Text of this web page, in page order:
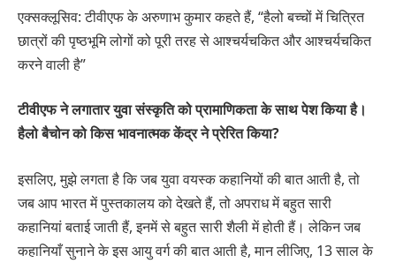
एक्सक्लूसिव: टीवीएफ के अरुणाभ कुमार कहते हैं, “हैलो बच्चों में चित्रित
छात्रों की पृष्ठभूमि लोगों को पूरी तरह से आश्चर्यचकित और आश्चर्यचकित
करने वाली है”
टीवीएफ ने लगातार युवा संस्कृति को प्रामाणिकता के साथ पेश किया है।
हैलो बैचोन को किस भावनात्मक केंद्र ने प्रेरित किया?
इसलिए, मुझे लगता है कि जब युवा वयस्क कहानियों की बात आती है, तो
जब आप भारत में पुस्तकालय को देखते हैं, तो अपराध में बहुत सारी
कहानियां बताई जाती हैं, इनमें से बहुत सारी शैली में होती हैं। लेकिन जब
कहानियाँ सुनाने के इस आयु वर्ग की बात आती है, मान लीजिए, 13 साल के